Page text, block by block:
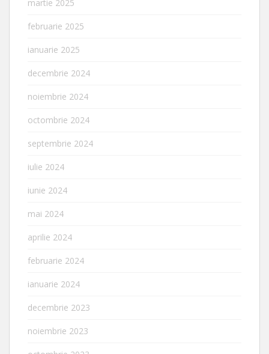
martie 2025
februarie 2025
ianuarie 2025
decembrie 2024
noiembrie 2024
octombrie 2024
septembrie 2024
iulie 2024
iunie 2024
mai 2024
aprilie 2024
februarie 2024
ianuarie 2024
decembrie 2023
noiembrie 2023